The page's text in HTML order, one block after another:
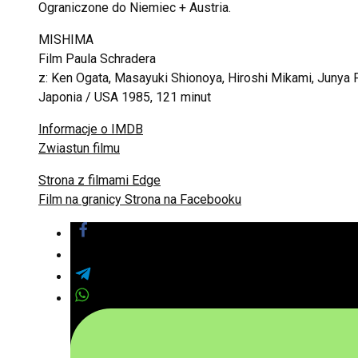
Ograniczone do Niemiec + Austria.
MISHIMA
Film Paula Schradera
z: Ken Ogata, Masayuki Shionoya, Hiroshi Mikami, Junya
Japonia / USA 1985, 121 minut
Informacje o IMDB
Zwiastun filmu
Strona z filmami Edge
Film na granicy Strona na Facebooku